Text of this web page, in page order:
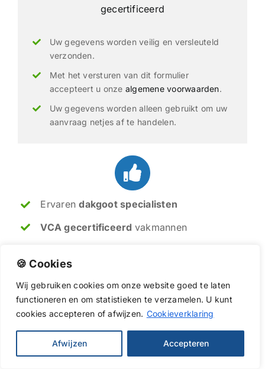
🍪 Cookies
Wij gebruikencookiesomonzewebsitegoedte laten
functionerenen om statistieken teverzamelen. U kunt
cookies accepteren of afwijzen. Cookieverklaring
Afwijzen Accepteren
gecertificeerd
Uw gegevens worden veilig en versleuteld
verzonden.
Met het versturen van dit formulier
accepteert u onze algemene voorwaarden.
Uw gegevens worden alleen gebruikt om uw
aanvraag netjes af te handelen.
Ervarendakgoot specialisten
VCA gecertificeerd vakmannen
Direct beschikbaar in
Soms is een kleine reparatie genoeg, soms
is vervanging van de dakgoten de beste
oplossing. Met meer dan 20 jaar ervaring
geven ik en mijn collega's u altijd een